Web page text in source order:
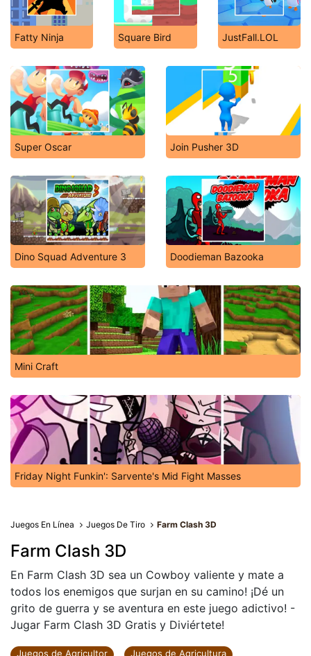
Fatty Ninja Square Bird JustFall.LOL
Super Oscar Join Pusher 3D
Dino Squad Adventure 3 Doodieman Bazooka
Mini Craft
Friday Night Funkin': Sarvente's Mid Fight Masses
Juegos En Línea Juegos De Tiro Farm Clash 3D
Farm Clash 3D
En Farm Clash 3D sea un Cowboy valiente y mate a
todos los enemigos que surjan en su camino! ¡Dé un
grito de guerra y se aventura en este juego adictivo! -
Jugar Farm Clash 3D Gratis y Diviértete!
Juegos de Agricultor
Juegos de Agricultura